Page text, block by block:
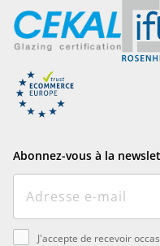
Abonnez-vous à la
J'accepte de recevoir